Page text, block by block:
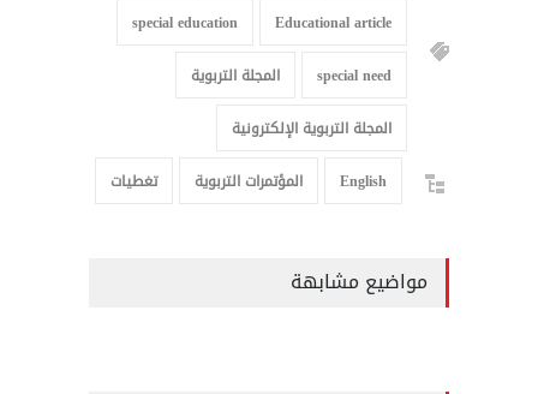
Educational article
special education
special need
المجلة التربوية
المجلة التربوية الإلكترونية
English
المؤتمرات التربوية تغطيات
مواضيع مشابهة